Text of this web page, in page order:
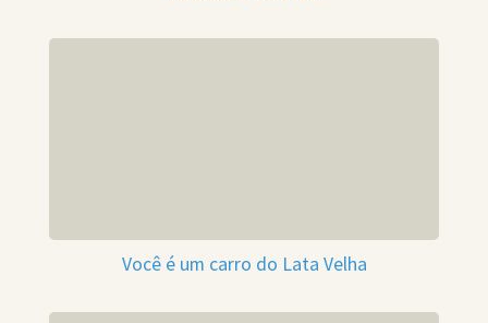
Você é um carro do Lata Velha